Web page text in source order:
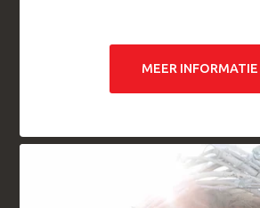
MEER INFORMATIE